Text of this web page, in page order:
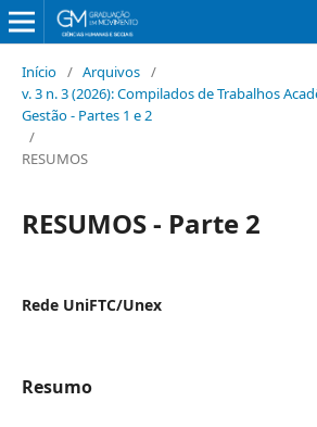
Início / Arquivos /
v. 3 n. 3 (2026): Compilados de Trabalhos
Gestão - Partes 1 e 2
/
RESUMOS
RESUMOS - Parte 2
Rede UniFTC/Unex
Resumo